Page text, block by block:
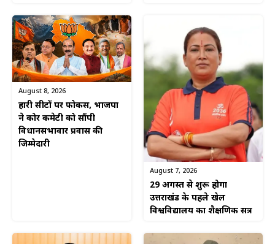
August 8, 2026
हारी सीटों पर फोकस, भाजपा
ने कोर कमेटी को सौंपी
विधानसभावार प्रवास की
जिम्मेदारी
August 7, 2026
29 अगस्त से शुरू होगा
उत्तराखंड के पहले खेल
विश्वविद्यालय का शैक्षणिक सत्र